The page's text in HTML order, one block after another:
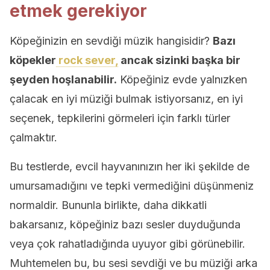
etmek gerekiyor
Köpeğinizin en sevdiği müzik hangisidir? Bazı
köpekler rock sever, ancak sizinki başka bir
şeyden hoşlanabilir. Köpeğiniz evde yalnızken
çalacak en iyi müziği bulmak istiyorsanız, en iyi
seçenek, tepkilerini görmeleri için farklı türler
çalmaktır.
Bu testlerde, evcil hayvanınızın her iki şekilde de
umursamadığını ve tepki vermediğini düşünmeniz
normaldir. Bununla birlikte, daha dikkatli
bakarsanız, köpeğiniz bazı sesler duyduğunda
veya çok rahatladığında uyuyor gibi görünebilir.
Muhtemelen bu, bu sesi sevdiği ve bu müziği arka